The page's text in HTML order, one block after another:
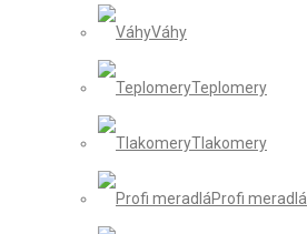
Váhy
Teplomery
Tlakomery
Profi meradlá